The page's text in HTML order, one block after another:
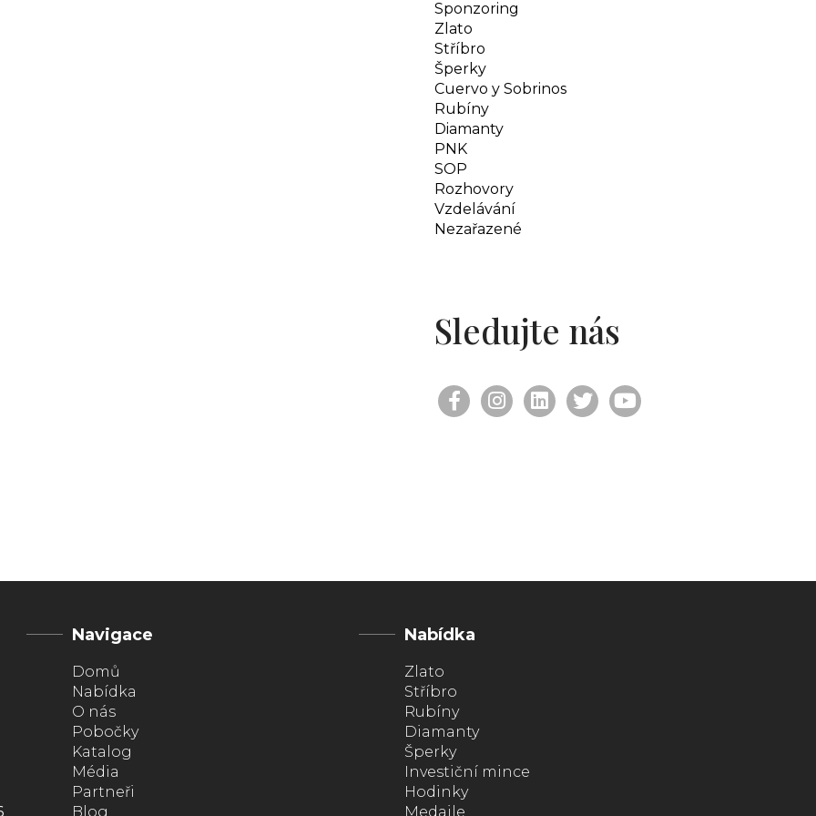
Sponzoring
Zlato
Stříbro
Šperky
Cuervo y Sobrinos
Rubíny
Diamanty
PNK
SOP
Rozhovory
Vzdelávání
Nezařazené
Sledujte nás
Navigace
Domů
Nabídka
O nás
Pobočky
Katalog
Média
Partneři
Blog
Nabídka
Zlato
Stříbro
Rubíny
Diamanty
Šperky
Investiční mince
Hodinky
Medaile